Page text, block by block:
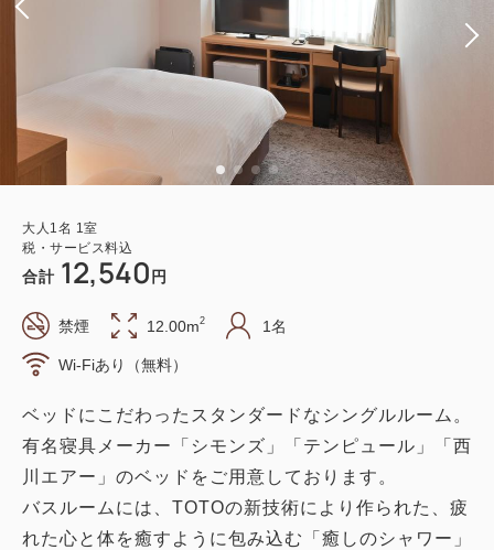
大人 1名 1室
税・サービス料込
合計 12,540 円
禁煙 12.00m2 1名
Wi-Fiあり（無料）
ベッドにこだわったスタンダードなシングルルーム。
有名寝具メーカー「シモンズ」「テンピュール」「西
川エアー」のベッドをご用意しております。
バスルームには、TOTOの新技術により作られた、疲
れた心と体を癒すように包み込む「癒しのシャワー」